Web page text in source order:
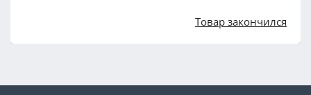
Товар закончился